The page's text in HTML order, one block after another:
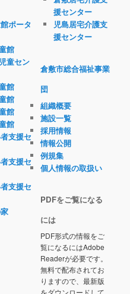
ポータ
館
童セン
館
館
館
館
支援セ
支援セ
支援セ
援センター
児島居宅介護支
援センター
倉敷市総合福祉事業
団
組織概要
施設一覧
採用情報
情報公開
例規集
個人情報の取扱い
PDFをご覧になる
には
PDF形式の情報をご
覧になるにはAdobe
Readerが必要です。
無料で配布されてお
りますので、最新版